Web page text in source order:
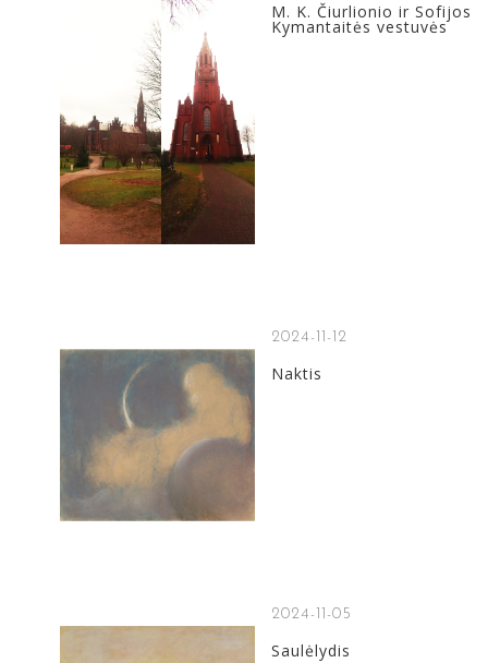
M. K. Čiurlionio ir Sofijos
Kymantaitės vestuvės
2024-11-12
Naktis
2024-11-05
Saulėlydis